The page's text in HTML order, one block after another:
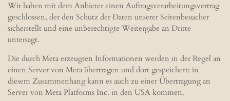
Wir haben mit dem Anbieter einen Auftragsverarbeitungsvertrag
geschlossen, der den Schutz der Daten unserer Seitenbesucher
sicherstellt und eine unberechtigte Weitergabe an Dritte
untersagt.
Die durch Meta erzeugten Informationen werden in der Regel an
einen Server von Meta übertragen und dort gespeichert; in
diesem Zusammenhang kann es auch zu einer Übertragung an
Server von Meta Platforms Inc. in den USA kommen.